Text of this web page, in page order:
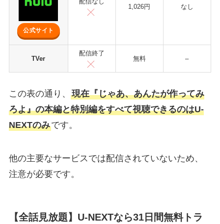
公式サイト
1,026円 なし
TVer
配信終了
無料 –
この表の通り、 現在『じゃあ、あんたが作ってみ
ろよ』の本編と特別編をすべて視聴できるのはU-
NEXTのみです。
他の主要なサービスでは配信されていないため、
注意が必要です。
【全話見放題】U-NEXTなら31日間無料トラ